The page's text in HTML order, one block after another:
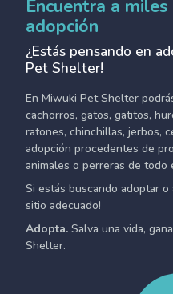
Encuentra a
adopción
¿Estás pensando en
Pet Shelter!
En Miwuki Pet Shelter
cachorros, gatos, gatitos,
ratones, chinchillas, jerbos,
adopción procedentes de
animales o perreras de todo
Si estás buscando adoptar o
sitio adecuado!
Adopta. Salva una vida,
Shelter.